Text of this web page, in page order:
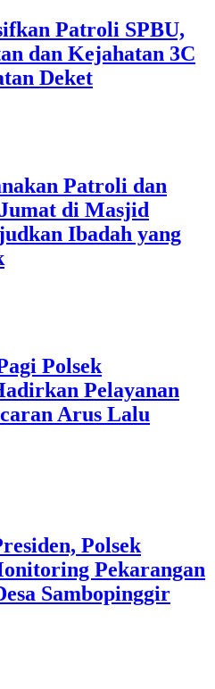
Patroli SPBU,
dan Kejahatan 3C
Deket
Patroli dan
di Masjid
Ibadah yang
Polsek
Pelayanan
Arus Lalu
Polsek
Pekarangan
Sambopinggir